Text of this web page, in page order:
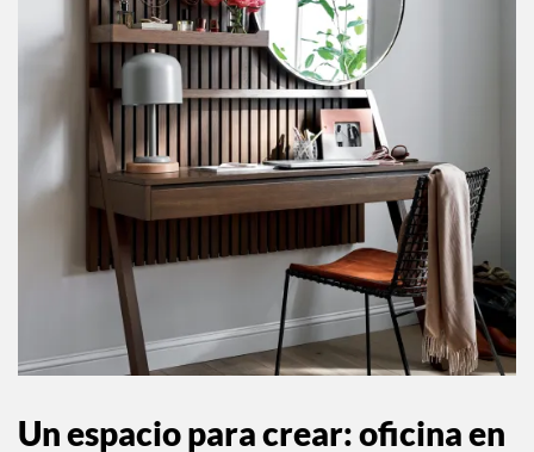
Un espacio para crear: oficina en